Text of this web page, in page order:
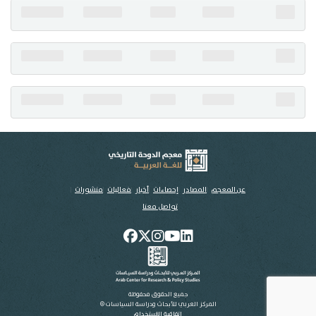
عن المعجم المصادر إحصاءات أخبار فعاليات منشورات
تواصل معنا
جميع الحقوق محفوظة
المركز العربي للأبحاث ودراسة السياسات ©